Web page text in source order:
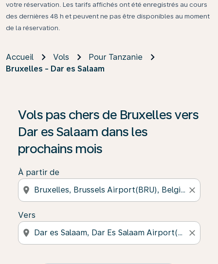
votre réservation. Les tarifs affichés ont été enregistrés au cours
des dernières 48 h et peuvent ne pas être disponibles au moment
de la réservation.
Accueil Vols
Pour Tanzanie
Bruxelles - Dar es Salaam
Vols pas chers de Bruxelles vers
Dar es Salaam dans les
prochains mois
À partir de
location_on close
Vers
location_on close